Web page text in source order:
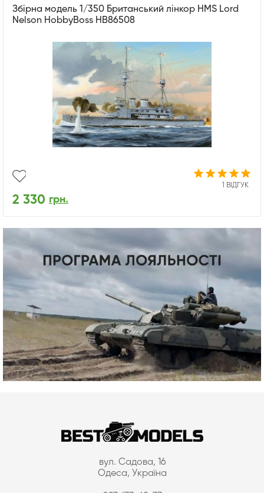
Збірна модель 1/350 Британський лінкор HMS Lord
Nelson HobbyBoss HB86508
1 ВІДГУК
2 330 грн.
вул. Садова, 16
Одеса, Україна